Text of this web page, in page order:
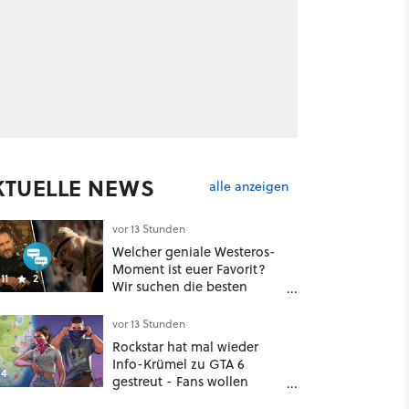
NEWS alle anzeigen
2
vor 13 Stunden
Welcher geniale Westeros-
Moment ist euer Favorit?
Wir suchen die besten
Thrones, House of the
Dragon und Knight of the
Seven Kingdoms
vor 13 Stunden
Rockstar hat mal wieder
Info-Krümel zu GTA 6
gestreut - Fans wollen